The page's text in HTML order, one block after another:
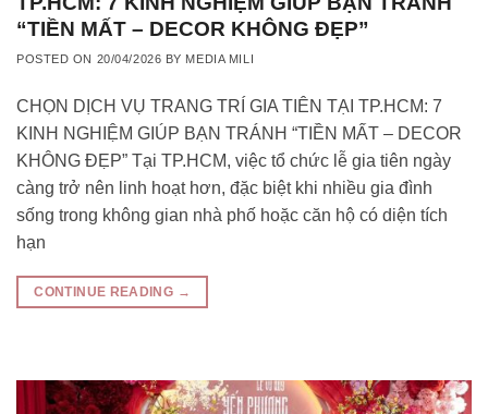
“TIỀN MẤT – DECOR KHÔNG ĐẸP”
POSTED ON 20/04/2026 BY MEDIA MILI
CHỌN DỊCH VỤ TRANG TRÍ GIA TIÊN TẠI TP.HCM: 7
KINH NGHIỆM GIÚP BẠN TRÁNH “TIỀN MẤT – DECOR
KHÔNG ĐẸP” Tại TP.HCM, việc tổ chức lễ gia tiên ngày
càng trở nên linh hoạt hơn, đặc biệt khi nhiều gia đình
sống trong không gian nhà phố hoặc căn hộ có diện tích
hạn
CONTINUE READING →